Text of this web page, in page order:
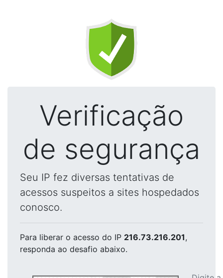
Verificação
de segurança
Seu IP fez diversas tentativas de
acessos suspeitos a sites hospedados
conosco.
Para liberar o acesso do IP 216.73.216.201,
responda ao desafio abaixo.